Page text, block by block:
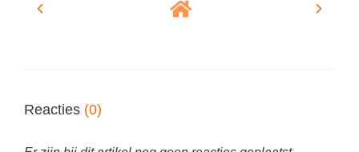
Huiswerkbegeleider zoeken
Reacties (0)